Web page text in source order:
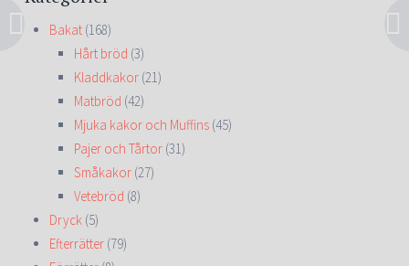
Bakat (168)
Hårt bröd (3)
Kladdkakor (21)
Matbröd (42)
Mjuka kakor och Muffins (45)
Pajer och Tårtor (31)
Småkakor (27)
Vetebröd (8)
Dryck (5)
Efterrätter (79)